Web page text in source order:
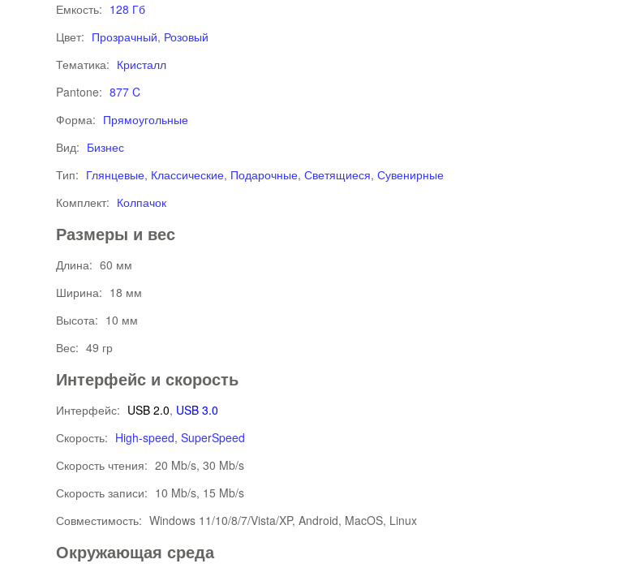
Емкость: 128 Гб
Цвет: Прозрачный, Розовый
Тематика: Кристалл
Pantone: 877 C
Форма: Прямоугольные
Вид: Бизнес
Тип: Глянцевые, Классические, Подарочные,Светящиеся,Сувенирные
Комплект: Колпачок
Размеры и вес
Длина: 60 мм
Ширина: 18 мм
Высота: 10 мм
Вес: 49 гр
Интерфейс и скорость
Интерфейс: USB 2.0, USB 3.0
Скорость: High-speed,SuperSpeed
Скорость чтения: 20 Mb/s, 30 Mb/s
Скорость записи: 10 Mb/s, 15 Mb/s
Совместимость: Windows 11/10/8/7/Vista/XP, Android, MacOS, Linux
Окружающая среда